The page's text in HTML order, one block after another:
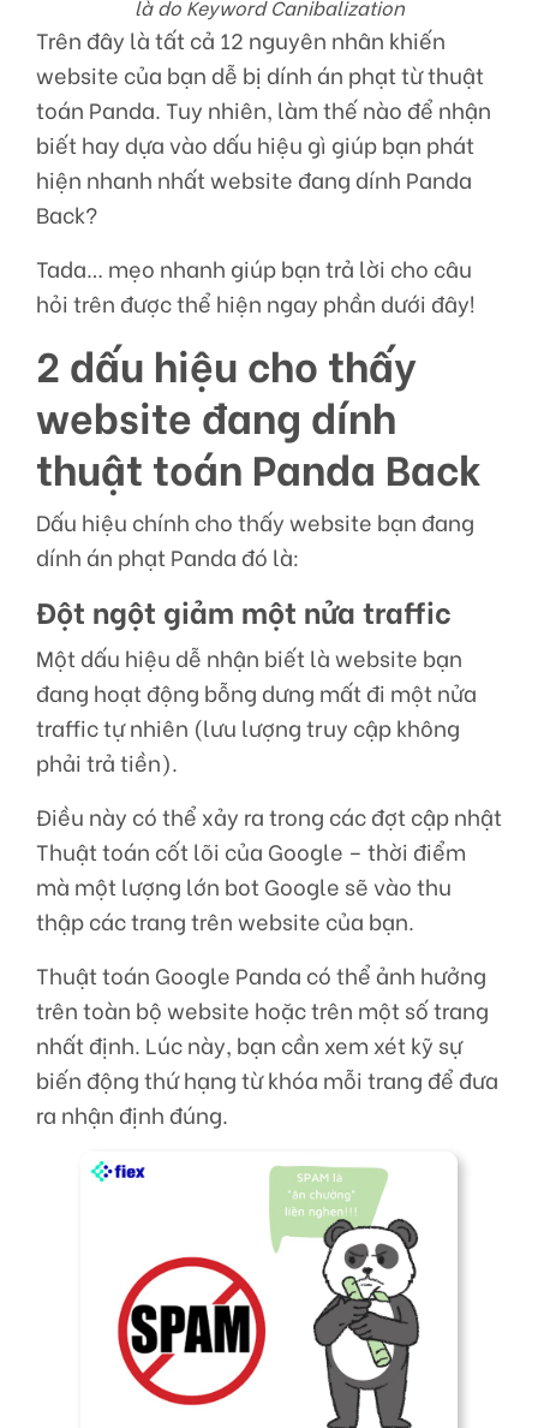
là do Keyword Canibalization
Trên đây là tất cả 12 nguyên nhân khiến
website của bạn dễ bị dính án phạt từ thuật
toán Panda. Tuy nhiên, làm thế nào để nhận
biết hay dựa vào dấu hiệu gì giúp bạn phát
hiện nhanh nhất website đang dính Panda
Back?
Tada… mẹo nhanh giúp bạn trả lời cho câu
hỏi trên được thể hiện ngay phần dưới đây!
2 dấu hiệu cho thấy
website đang dính
thuật toán Panda Back
Dấu hiệu chính cho thấy website bạn đang
dính án phạt Panda đó là:
Đột ngột giảm một nửa traffic
Một dấu hiệu dễ nhận biết là website bạn
đang hoạt động bỗng dưng mất đi một nửa
traffic tự nhiên (lưu lượng truy cập không
phải trả tiền).
Điều này có thể xảy ra trong các đợt cập nhật
Thuật toán cốt lõi của Google – thời điểm
mà một lượng lớn bot Google sẽ vào thu
thập các trang trên website của bạn.
Thuật toán Google Panda có thể ảnh hưởng
trên toàn bộ website hoặc trên một số trang
nhất định. Lúc này, bạn cần xem xét kỹ sự
biến động thứ hạng từ khóa mỗi trang để đưa
ra nhận định đúng.